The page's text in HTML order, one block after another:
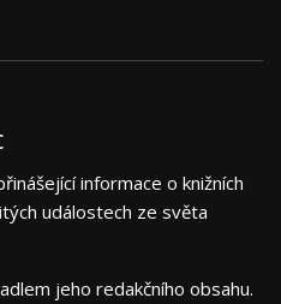
informace o knižních
událostech ze světa
jeho redakčního obsahu.